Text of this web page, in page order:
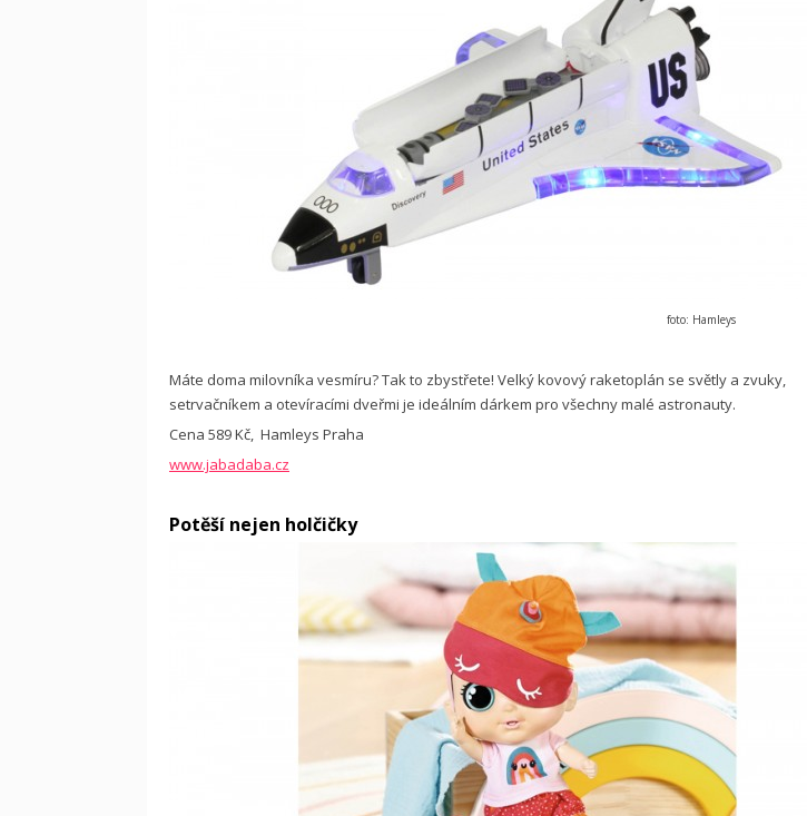
foto: Hamleys
Máte doma milovníka vesmíru? Tak to zbystřete! Velký kovový raketoplán se světly a zvuky,
setrvačníkem a otevíracími dveřmi je ideálním dárkem pro všechny malé astronauty.
Cena 589 Kč, Hamleys Praha
www.jabadaba.cz
Potěší nejen holčičky